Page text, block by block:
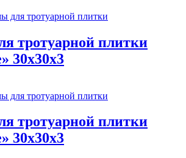
для тротуарной плитки
тротуарной плитки
30x30x3
для тротуарной плитки
тротуарной плитки
30x30x3